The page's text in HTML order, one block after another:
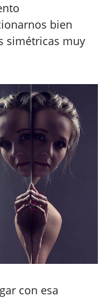
bien
simétricas muy
con esa